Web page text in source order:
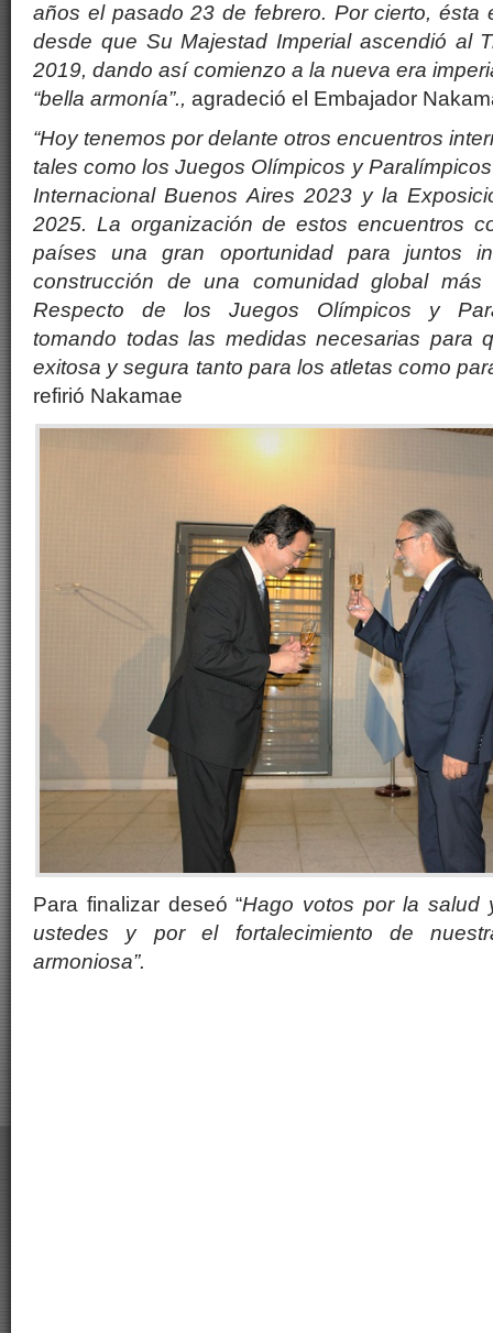
años el pasado 23 de febrero. Por cierto, ésta
desde que Su Majestad Imperial ascendió al
2019, dando así comienzo a la nueva era
“bella armonía”., agradeció el Embajador
“Hoy tenemos por delante otros encuentros
tales como los Juegos Olímpicos y
Internacional Buenos Aires 2023 y la
2025. La organización de estos encuentros
países una gran oportunidad para juntos
construcción de una comunidad global más
Respecto de los Juegos Olímpicos y
tomando todas las medidas necesarias para
exitosa y segura tanto para los atletas como
refirió Nakamae
Para finalizar deseó “Hago votos por la salud
ustedes y por el fortalecimiento de
armoniosa”.